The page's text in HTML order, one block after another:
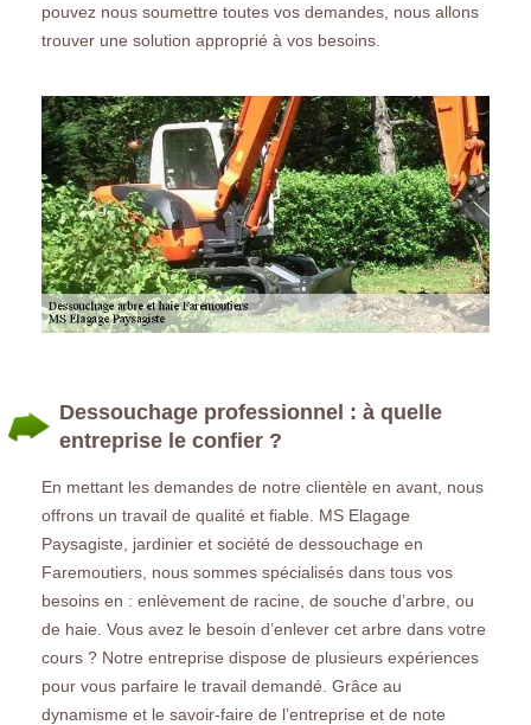
pouvez nous soumettre toutes vos demandes, nous allons
trouver une solution approprié à vos besoins.
Dessouchage professionnel : à quelle
entreprise le confier ?
En mettant les demandes de notre clientèle en avant, nous
offrons un travail de qualité et fiable. MS Elagage
Paysagiste, jardinier et société de dessouchage en
Faremoutiers, nous sommes spécialisés dans tous vos
besoins en : enlèvement de racine, de souche d’arbre, ou
de haie. Vous avez le besoin d’enlever cet arbre dans votre
cours ? Notre entreprise dispose de plusieurs expériences
pour vous parfaire le travail demandé. Grâce au
dynamisme et le savoir-faire de l’entreprise et de note